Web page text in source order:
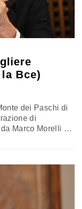
Bce)
dei Paschi di
di
Marco Morelli ha
di quei circa 40